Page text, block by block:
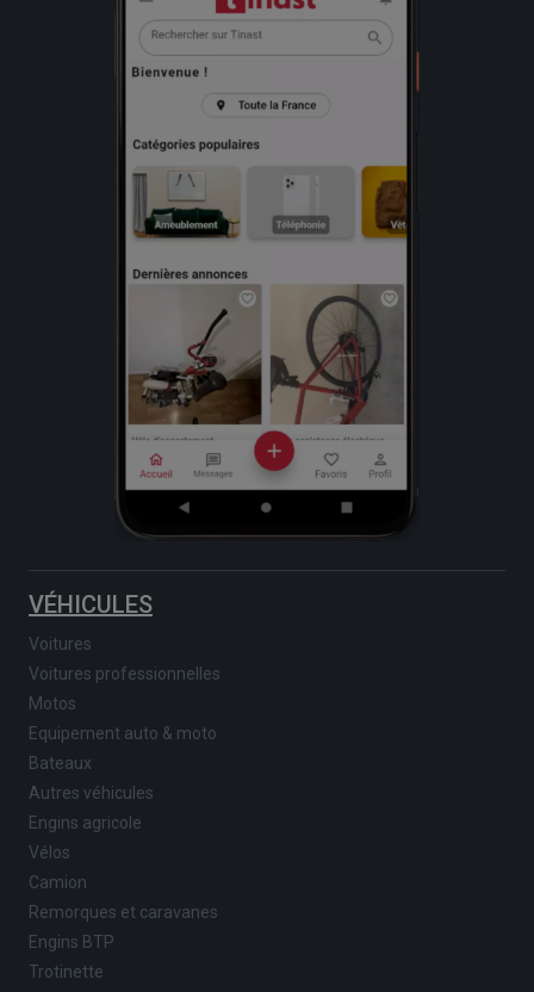
VÉHICULES
Voitures
Voitures professionnelles
Motos
Equipement auto & moto
Bateaux
Autres véhicules
Engins agricole
Vélos
Camion
Remorques et caravanes
Engins BTP
Trotinette